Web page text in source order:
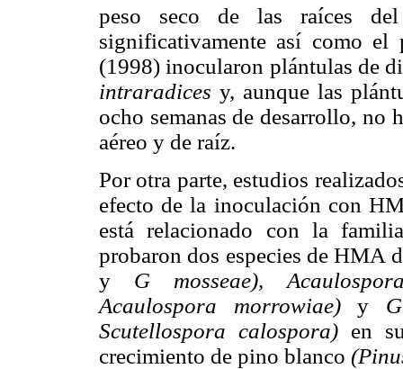
peso seco de las raíces
significativamente así como
(1998) inocularon plántulas de
intraradices y, aunque las
ocho semanas de desarrollo, no
aéreo y de raíz.
Por otra parte, estudios
efecto de la inoculación con
está relacionado con la
probaron dos especies de HMA
y G mosseae),
Acaulospora morrowiae)y
Scutellospora calospora)en su
crecimiento de pino blanco